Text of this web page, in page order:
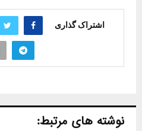
اشتراک گذاری
نوشته های مرتبط: